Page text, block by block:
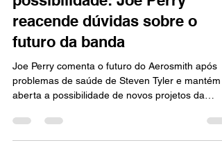
Aerosmith entre o silêncio e a
possibilidade: Joe Perry
reacende dúvidas sobre o
futuro da banda
Joe Perry comenta o futuro do Aerosmith após
aberta a possibilidade de novos projetos da
banda.